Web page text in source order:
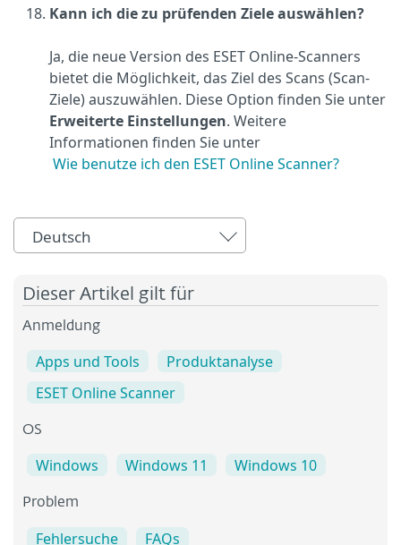
Kann ich die zu prüfenden Ziele auswählen?
Ja, die neue Version des ESET Online-Scanners
bietet die Möglichkeit, das Ziel des Scans (Scan-
Ziele) auszuwählen. Diese Option finden Sie unter
Erweiterte Einstellungen. Weitere
Informationen finden Sie unter
Wie benutze ich den ESET Online Scanner?
Deutsch
Dieser Artikel gilt für
Anmeldung
Apps und Tools
Produktanalyse
ESET Online Scanner
OS
Windows Windows 11 Windows 10
Problem
Fehlersuche FAQs